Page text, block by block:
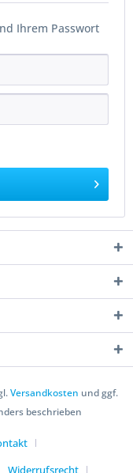
Ihrem Passwort
Versandkosten und ggf.
beschrieben
Widerrufsrecht